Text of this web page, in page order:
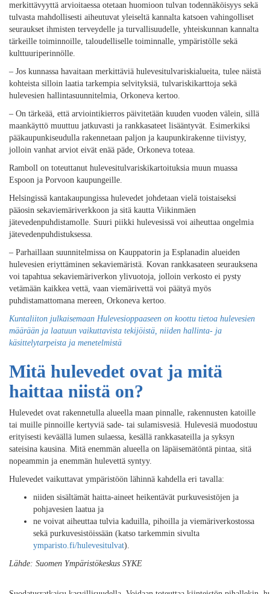
merkittävyyttä arvioitaessa otetaan huomioon tulvan todennäköisyys sekä
tulvasta mahdollisesti aiheutuvat yleiseltä kannalta katsoen vahingolliset
seuraukset ihmisten terveydelle ja turvallisuudelle, yhteiskunnan kannalta
tärkeille toiminnoille, taloudelliselle toiminnalle, ympäristölle sekä
kulttuuriperinnölle.
– Jos kunnassa havaitaan merkittäviä hulevesitulvariskialueita, tulee näistä
kohteista silloin laatia tarkempia selvityksiä, tulvariskikarttoja sekä
hulevesien hallintasuunnitelmia, Orkoneva kertoo.
– On tärkeää, että arviointikierros päivitetään kuuden vuoden välein, sillä
maankäyttö muuttuu jatkuvasti ja rankkasateet lisääntyvät. Esimerkiksi
pääkaupunkiseudulla rakennetaan paljon ja kaupunkirakenne tiivistyy,
jolloin vanhat arviot eivät enää päde, Orkoneva toteaa.
Ramboll on toteuttanut hulevesitulvariskikartoituksia muun muassa
Espoon ja Porvoon kaupungeille.
Helsingissä kantakaupungissa hulevedet johdetaan vielä toistaiseksi
pääosin sekaviemäriverkkoon ja sitä kautta Viikinmäen
jätevedenpuhdistamolle. Suuri piikki hulevesissä voi aiheuttaa ongelmia
jätevedenpuhdistuksessa.
– Parhaillaan suunnitelmissa on Kauppatorin ja Esplanadin alueiden
hulevesien eriyttäminen sekaviemäristä. Kovan rankkasateen seurauksena
voi tapahtua sekaviemäriverkon ylivuotoja, jolloin verkosto ei pysty
vetämään kaikkea vettä, vaan viemärivettä voi päätyä myös
puhdistamattomana mereen, Orkoneva kertoo.
Kuntaliiton julkaisemaan Hulevesioppaaseen on koottu tietoa hulevesien
määrään ja laatuun vaikuttavista tekijöistä, niiden hallinta- ja
käsittelytarpeista ja menetelmistä
Mitä hulevedet ovat ja mitä
haittaa niistä on?
Hulevedet ovat rakennetulla alueella maan pinnalle, rakennusten katoille
tai muille pinnoille kertyviä sade- tai sulamisvesiä. Hulevesiä muodostuu
erityisesti keväällä lumen sulaessa, kesällä rankkasateilla ja syksyn
sateisina kausina. Mitä enemmän alueella on läpäisemätöntä pintaa, sitä
nopeammin ja enemmän hulevettä syntyy.
Hulevedet vaikuttavat ympäristöön lähinnä kahdella eri tavalla:
niiden sisältämät haitta-aineet heikentävät purkuvesistöjen ja
pohjavesien laatua ja
ne voivat aiheuttaa tulvia kaduilla, pihoilla ja viemäriverkostossa
sekä purkuvesistöissään (katso tarkemmin sivulta
ymparisto.fi/hulevesitulvat).
Lähde: Suomen Ympäristökeskus SYKE